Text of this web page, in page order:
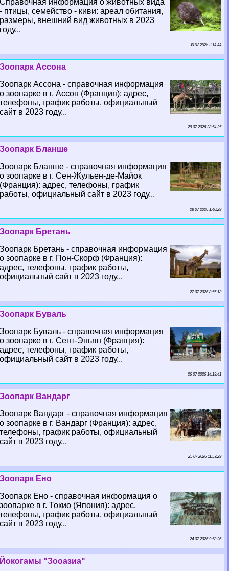
- птицы, семейство - киви: ареал обитания,
размеры, внешний вид животных в 2023
году...
30 07 2026 2:14:44
Зоопарк Ассона
Зоопарк Ассона - справочная информация
о зоопарке в г. Ассон (Франция): адрес,
телефоны, график работы, официальный
сайт в 2023 году...
29 07 2026 23:54:25
Зоопарк Бланше
Зоопарк Бланше - справочная информация
о зоопарке в г. Сен-Жульен-де-Майок
(Франция): адрес, телефоны, график
работы, официальный сайт в 2023 году...
28 07 2026 1:40:29
Зоопарк Бретань
Зоопарк Бретань - справочная информация
о зоопарке в г. Пон-Скорф (Франция):
адрес, телефоны, график работы,
официальный сайт в 2023 году...
27 07 2026 8:55:13
Зоопарк Буваль
Зоопарк Буваль - справочная информация
о зоопарке в г. Сент-Эньян (Франция):
адрес, телефоны, график работы,
официальный сайт в 2023 году...
26 07 2026 14:19:41
Зоопарк Вандарг
Зоопарк Вандарг - справочная информация
о зоопарке в г. Вандарг (Франция): адрес,
телефоны, график работы, официальный
сайт в 2023 году...
25 07 2026 11:53:29
Зоопарк Ено
Зоопарк Ено - справочная информация о
зоопарке в г. Токио (Япония): адрес,
телефоны, график работы, официальный
сайт в 2023 году...
24 07 2026 9:53:26
Йокогамы "Зооазиа"